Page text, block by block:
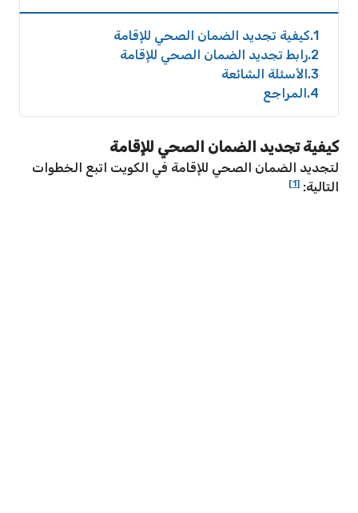
1 كيفية تجديد الضمان الصحي للإقامة
2 رابط تجديد الضمان الصحي للإقامة
3 الأسئلة الشائعة
4 المراجع
كيفية تجديد الضمان الصحي للإقامة
لتجديد الضمان الصحي للإقامة في الكويت اتبع الخطوات
التالية: [1]